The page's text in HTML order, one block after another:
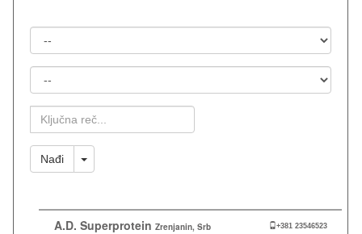
Ključna
Reč
Nađi Toggle Dropdown
A.D. Superprotein Zrenjanin, Srb +381 23546523